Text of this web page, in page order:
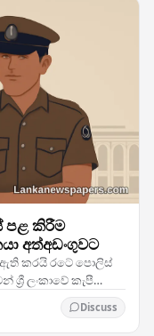
පළ කිරීම
අත්අඩංගුවට
ඇති කරයි රටේ පොලිස්
ශ්‍රී ලංකාවේ කැපී
Discuss